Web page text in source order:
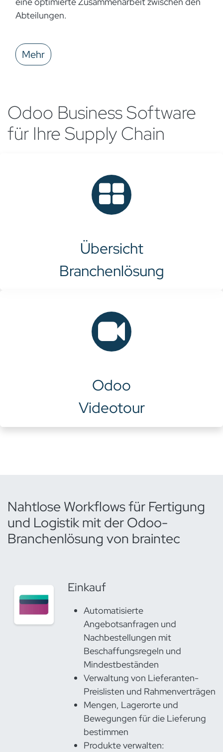
Abteilungen.
Mehr
Odoo Business Software
für Ihre Supply Chain
Übersicht
Branchenlösung
Odoo
Videotour
Nahtlose Workflows für Fertigung
und Logistik mit der Odoo-
Branchenlösung von braintec
Einkauf
Automatisierte
Angebotsanfragen und
Nachbestellungen mit
Beschaffungsregeln und
Mindestbeständen
Verwaltung von Lieferanten-
Preislisten und Rahmenverträgen
Mengen, Lagerorte und
Bewegungen für die Lieferung
bestimmen
Produkte verwalten: